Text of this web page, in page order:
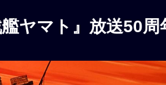
ヤマト』放送50